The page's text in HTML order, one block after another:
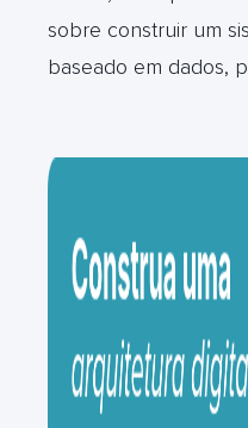
sobre construir um
baseado em dados,